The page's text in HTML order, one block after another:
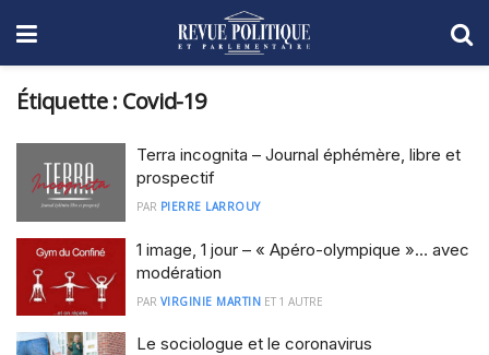
Étiquette : Covid-19
Terra incognita – Journal éphémère, libre et
prospectif
PAR PIERRE LARROUY
1 image, 1 jour – « Apéro-olympique »… avec
modération
PAR VIRGINIE MARTIN ET 1 AUTRE
Le sociologue et le coronavirus